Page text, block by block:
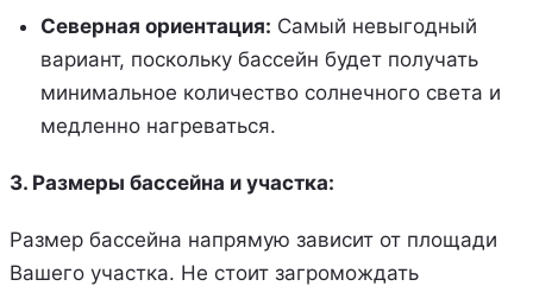
Северная ориентация: Самый невыгодный
вариант, поскольку бассейн будет получать
минимальное количество солнечного света и
медленно нагреваться.
3. Размеры бассейна и участка:
Размер бассейна напрямую зависит от площади
Вашего участка. Не стоит загромождать